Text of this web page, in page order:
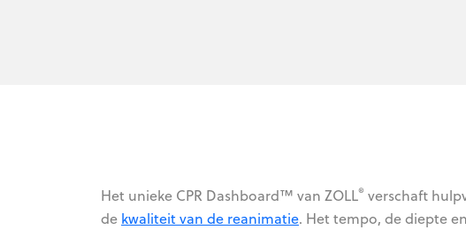
Het unieke CPR Dashboard™ van ZOLL® verschaft
de kwaliteit van de reanimatie. Het tempo, de diepte